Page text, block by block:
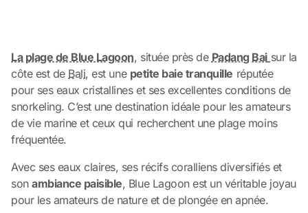
La plage de Blue Lagoon, située près de Padang Bai sur la
côte est de Bali, est une petite baie tranquille réputée
pour ses eaux cristallines et ses excellentes conditions de
snorkeling. C’est une destination idéale pour les amateurs
de vie marine et ceux qui recherchent une plage moins
fréquentée.
Avec ses eaux claires, ses récifs coralliens diversifiés et
sonambiance paisible, Blue Lagoon est un véritable joyau
pour les amateurs de nature et de plongée en apnée.